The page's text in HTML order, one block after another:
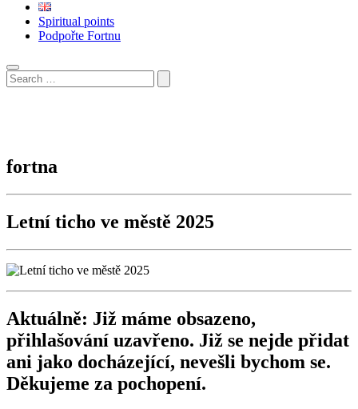
Spiritual points
Podpořte Fortnu
fortna
Letní ticho ve městě 2025
Aktuálně: Již máme obsazeno,
přihlašování uzavřeno. Již se nejde přidat
ani jako docházející, nevešli bychom se.
Děkujeme za pochopení.